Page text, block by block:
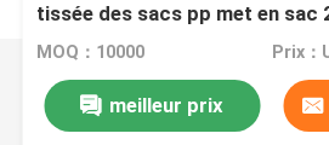
tissée des sacs pp met en sac
MOQ：10000
meilleur prix